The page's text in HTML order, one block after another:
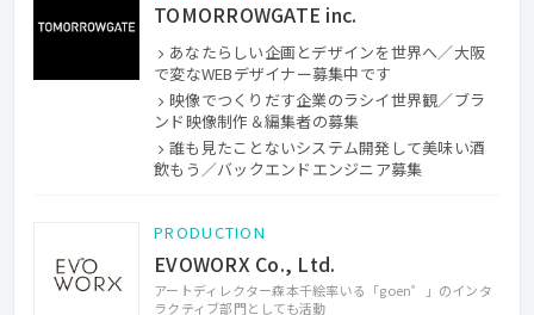
TOMORROWGATE inc.
あなたらしい企画とデザインを世界へ／大阪
で変なWEBデザイナー募集中です
映像でつくりだす企業のラシイ世界観／ブラ
ンド映像制作＆編集者の募集
誰も見たことないシステム開発して美味い酒
飲もう／バックエンドエンジニア募集
PRODUCTION
EVOWORX Co., Ltd.
アートディレクター森本千絵率いる「goen゜」のインタ
ラクティブ部門としても活動